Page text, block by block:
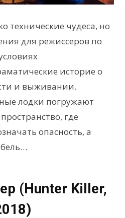
технические чудеса, но
для режиссеров по
историе о
и выживании.
лодки погружают
где
опасность, а
(Hunter Killer,